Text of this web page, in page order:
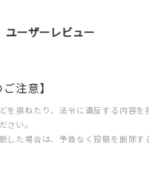
ユーザーレビュー
注意】
を損ねたり、法令に違反する内容を
さい。
した場合は、予告なく投稿を削除す